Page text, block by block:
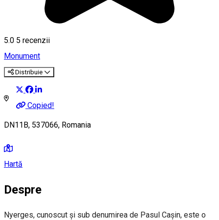
5.0 5 recenzii
Monument
Distribuie
Copied!
DN11B, 537066, Romania
Hartă
Despre
Nyerges, cunoscut și sub denumirea de Pasul Cașin, este o